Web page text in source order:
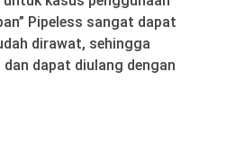
Pipeless sangat dapat
dirawat, sehingga
dapat diulang dengan